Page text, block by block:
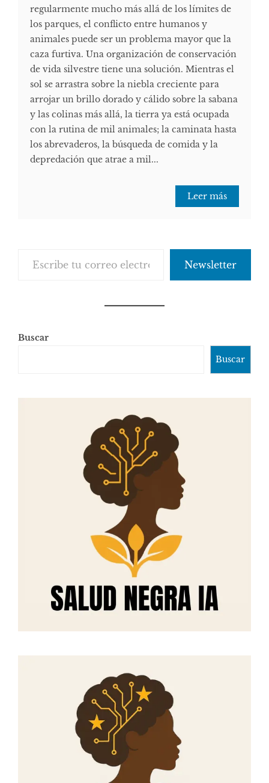
regularmente mucho más allá de los límites de
los parques, el conflicto entre humanos y
animales puede ser un problema mayor que la
caza furtiva. Una organización de conservación
de vida silvestre tiene una solución. Mientras el
sol se arrastra sobre la niebla creciente para
arrojar un brillo dorado y cálido sobre la sabana
y las colinas más allá, la tierra ya está ocupada
con la rutina de mil animales; la caminata hasta
los abrevaderos, la búsqueda de comida y la
depredación que atrae a mil...
Leer más
Newsletter
Buscar
Buscar